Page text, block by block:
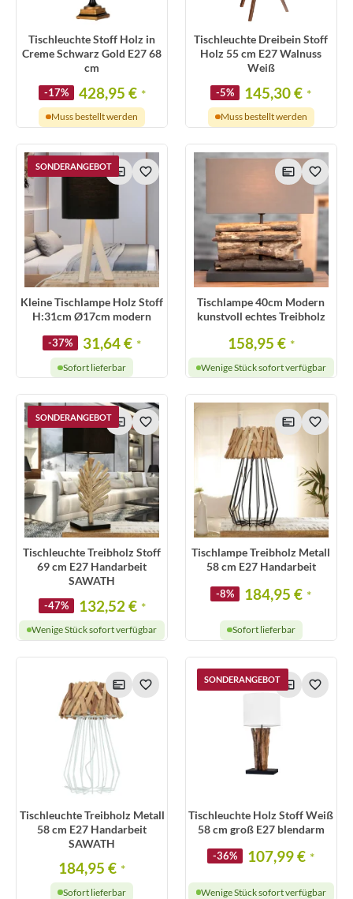
Tischleuchte Stoff Holz in
Creme Schwarz Gold E27 68
cm
-17% 428,95 € *
Muss bestellt werden
Tischleuchte Dreibein Stoff
Holz 55 cm E27 Walnuss
Weiß
-5% 145,30 € *
Muss bestellt werden
SONDERANGEBOT
Kleine Tischlampe Holz Stoff
H:31cm Ø17cm modern
-37% 31,64 € *
Sofort lieferbar
Tischlampe 40cm Modern
kunstvoll echtes Treibholz
158,95 € *
Wenige Stück sofort verfügbar
SONDERANGEBOT
Tischleuchte Treibholz Stoff
69 cm E27 Handarbeit
SAWATH
-47% 132,52 € *
Wenige Stück sofort verfügbar
Tischlampe Treibholz Metall
58 cm E27 Handarbeit
-8% 184,95 € *
Sofort lieferbar
Tischleuchte Treibholz Metall
58 cm E27 Handarbeit
SAWATH
184,95 € *
Sofort lieferbar
SONDERANGEBOT
Tischleuchte Holz Stoff Weiß
58 cm groß E27 blendarm
-36% 107,99 € *
Wenige Stück sofort verfügbar